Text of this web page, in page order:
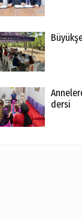
dersi